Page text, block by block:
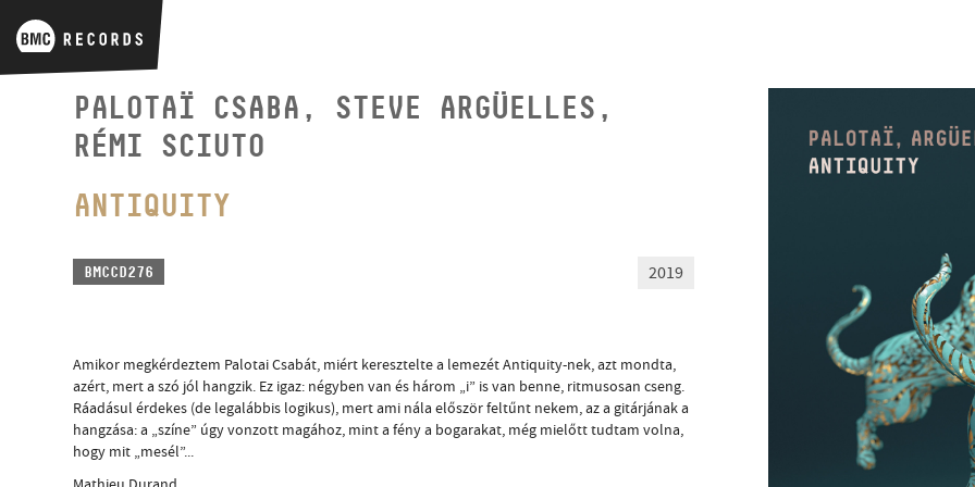
PALOTAÏ CSABA, STEVE ARGÜELLES,
RÉMI SCIUTO
ANTIQUITY
BMCCD276 2019
Amikor megkérdeztem Palotai Csabát, miért keresztelte a lemezét Antiquity-nek, azt mondta,
azért, mert a szó jól hangzik. Ez igaz: négyben van és három „i” is van benne, ritmusosan cseng.
Ráadásul érdekes (de legalábbis logikus), mert ami nála először feltűnt nekem, az a gitárjának a
hangzása: a „színe” úgy vonzott magához, mint a fény a bogarakat, még mielőtt tudtam volna,
hogy mit „mesél”...